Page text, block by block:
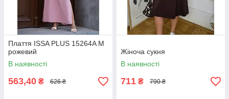
Плаття ISSA PLUS 15264A M
рожевий
В наявності
563,40 ₴ 626 ₴
Жіноча сукня
В наявності
711 ₴ 790 ₴